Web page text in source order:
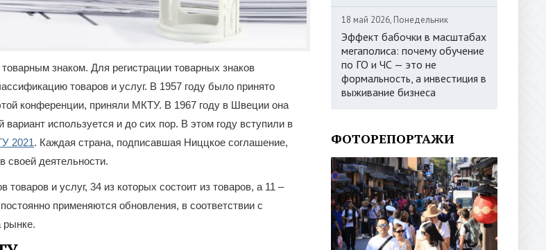
знаком. Для регистрации товарных знаков
товаров и услуг. В 1957 году было принято
конференции, приняли МКТУ. В 1967 году в Швеции она
используется и до сих пор. В этом году вступили в
2021. Каждая страна, подписавшая Ниццкое соглашение,
своей деятельности.
товаров и услуг, 34 из которых состоит из товаров, а 11 –
применяются обновления, в соответствии с
рынке.
18 май 2026, Понедельник
Эффект бабочки в масштабах
мегаполиса: почему обучение
по ГО и ЧС — это не
формальность, а инвестиция в
выживание бизнеса
ФОТОРЕПОРТАЖИ